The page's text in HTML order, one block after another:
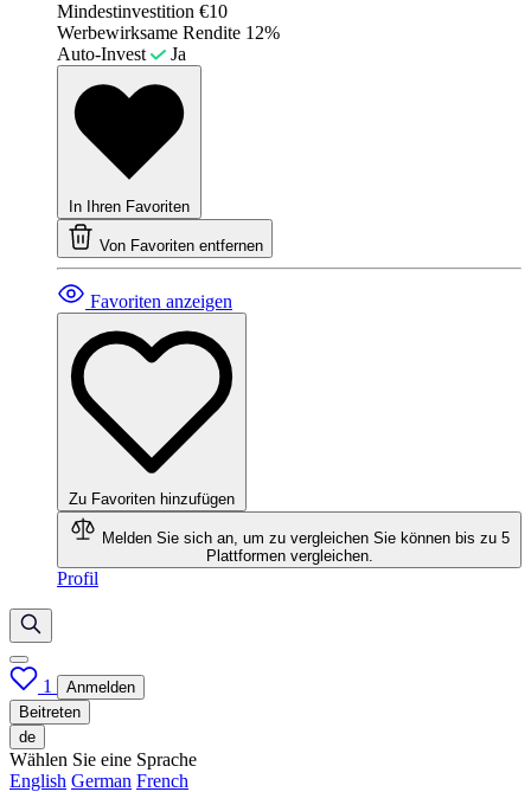
Mindestinvestition €10
Werbewirksame Rendite 12%
Auto-Invest
Ja
In Ihren Favoriten
Von Favoriten entfernen
Favoriten anzeigen
Zu Favoriten hinzufügen
Melden Sie sich an, um zu vergleichen Sie können bis zu 5
Plattformen vergleichen.
Profil
1
Anmelden
Beitreten
de
Wählen Sie eine Sprache
English German French